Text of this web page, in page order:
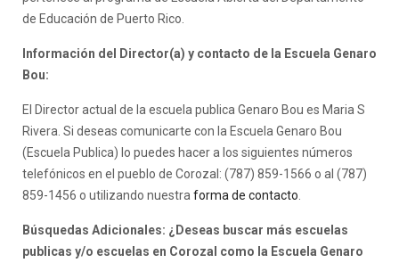
de Educación de Puerto Rico.
Información del Director(a) y contacto de la Escuela Genaro
Bou:
El Director actual de la escuela publica Genaro Bou es Maria S
Rivera. Si deseas comunicarte con la Escuela Genaro Bou
(Escuela Publica) lo puedes hacer a los siguientes números
telefónicos en el pueblo de Corozal: (787) 859-1566 o al (787)
859-1456 o utilizando nuestra forma de contacto
Búsquedas Adicionales: ¿Deseas buscar más escuelas
publicas y/o escuelas en Corozal como la Escuela Genaro